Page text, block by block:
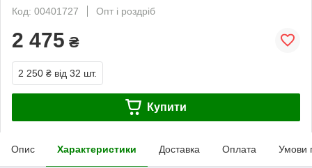
Код: 00401727
Опт і роздріб
2 475 ₴
2 250 ₴ від 32 шт.
Купити
Опис Характеристики Доставка Оплата Умови